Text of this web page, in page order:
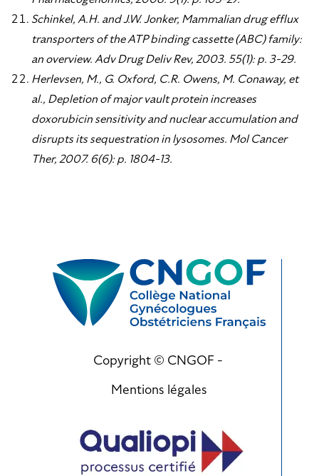
Schinkel, A.H. and J.W. Jonker, Mammalian drug efflux
transporters of the ATP binding cassette (ABC) family:
an overview. Adv Drug Deliv Rev, 2003. 55(1): p. 3-29.
Herlevsen, M., G. Oxford, C.R. Owens, M. Conaway, et
al., Depletion of major vault protein increases
doxorubicin sensitivity and nuclear accumulation and
disrupts its sequestration in lysosomes. Mol Cancer
Ther, 2007. 6(6): p. 1804-13.
Copyright © CNGOF -
Mentions légales